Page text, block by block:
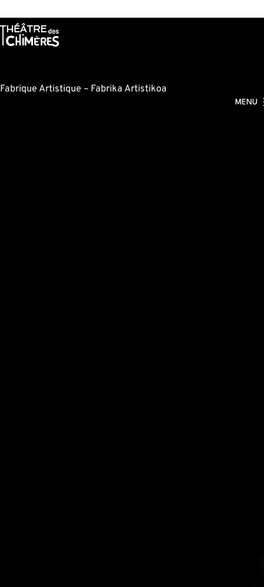
au
contenu
Fabrique Artistique – Fabrika Artistikoa
MENU